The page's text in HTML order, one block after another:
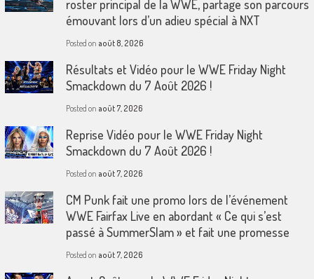
roster principal de la WWE, partage son parcours
émouvant lors d’un adieu spécial à NXT
Posted on août 8, 2026
Résultats et Vidéo pour le WWE Friday Night
Smackdown du 7 Août 2026 !
Posted on août 7, 2026
Reprise Vidéo pour le WWE Friday Night
Smackdown du 7 Août 2026 !
Posted on août 7, 2026
CM Punk fait une promo lors de l’événement
WWE Fairfax Live en abordant « Ce qui s’est
passé à SummerSlam » et fait une promesse
Posted on août 7, 2026